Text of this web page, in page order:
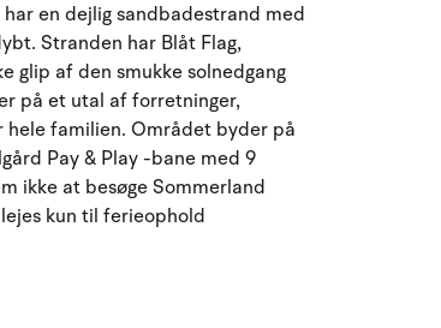
en dejlig sandbadestrand med
Stranden har Blåt Flag,
glip af den smukke solnedgang
på et utal af forretninger,
familien. Området byder på
Pay & Play -bane med 9
ikke at besøge Sommerland
kun til ferieophold
35
36
24 25 26 27
31 1 2 3